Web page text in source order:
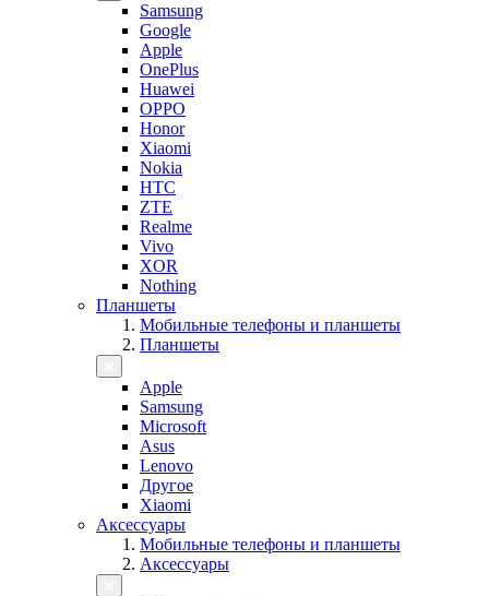
Samsung
Google
Apple
OnePlus
Huawei
OPPO
Honor
Xiaomi
Nokia
HTC
ZTE
Realme
Vivo
XOR
Nothing
Планшеты
Мобильные телефоны и планшеты
Планшеты
Apple
Samsung
Microsoft
Asus
Lenovo
Другое
Xiaomi
Аксессуары
Мобильные телефоны и планшеты
Аксессуары